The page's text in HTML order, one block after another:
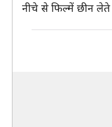
नीचे से फिल्में छीन